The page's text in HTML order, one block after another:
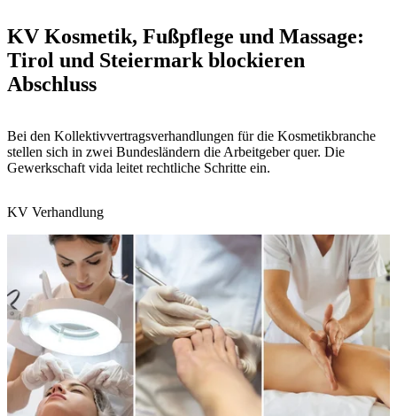
KV Kosmetik, Fußpflege und Massage:
Tirol und Steiermark blockieren
Abschluss
Bei den Kollektivvertragsverhandlungen für die Kosmetikbranche
stellen sich in zwei Bundesländern die Arbeitgeber quer. Die
Gewerkschaft vida leitet rechtliche Schritte ein.
KV Verhandlung